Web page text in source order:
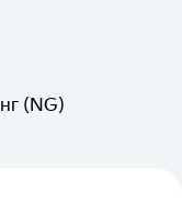
(NG)